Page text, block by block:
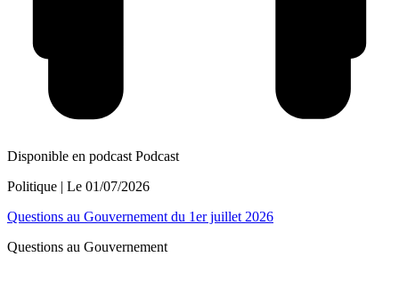
Disponible en podcast Podcast
Politique | Le 01/07/2026
Questions au Gouvernement du 1er juillet 2026
Questions au Gouvernement